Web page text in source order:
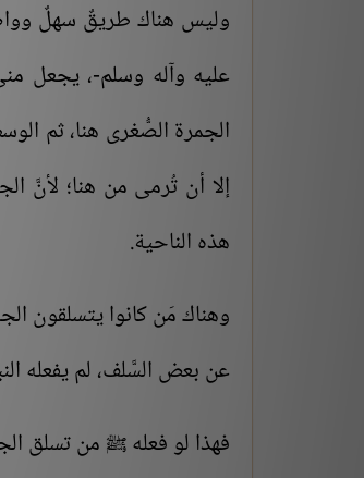
وليس هناك طريقٌ سهلٌ
عليه وآله وسلم-، يجعل
الجمرة الصُّغرى هنا، ثم
إلا أن تُرمى من هنا؛ لأنَّ
هذه الناحية.
وهناك مَن كانوا يتسلقون
عن بعض السَّلف، لم يفعله
فهذا لو فعلهﷺ من تسلق